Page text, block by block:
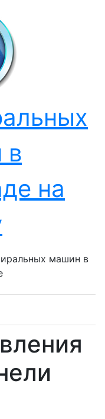
в
на
машин в